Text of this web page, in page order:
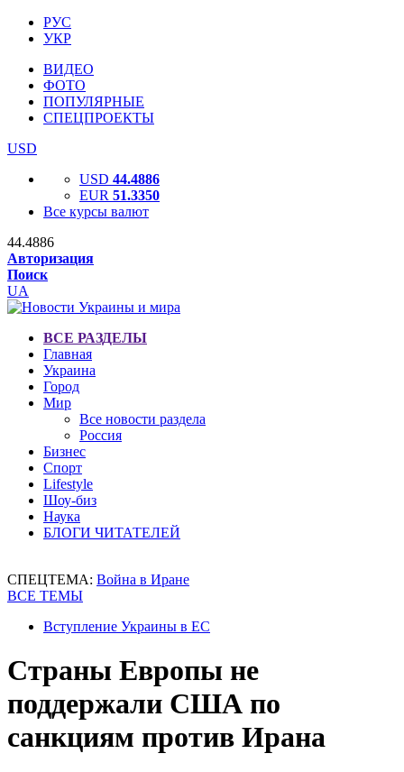
РУС
УКР
ВИДЕО
ФОТО
ПОПУЛЯРНЫЕ
СПЕЦПРОЕКТЫ
USD
USD 44.4886
EUR 51.3350
Все курсы валют
44.4886
Авторизация
Поиск
UA
ВСЕ РАЗДЕЛЫ
Главная
Украина
Город
Мир
Все новости раздела
Россия
Бизнес
Спорт
Lifestyle
Шоу-биз
Наука
БЛОГИ ЧИТАТЕЛЕЙ
СПЕЦТЕМА: Война в Иране
ВСЕ ТЕМЫ
Вступление Украины в ЕС
Страны Европы не
поддержали США по
санкциям против Ирана